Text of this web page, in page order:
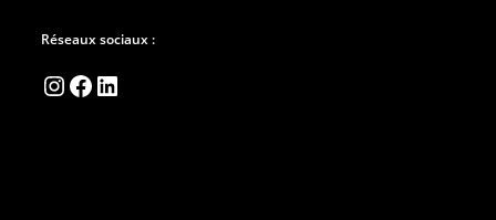
Réseaux sociaux :
Instagram
Facebook
LinkedIn